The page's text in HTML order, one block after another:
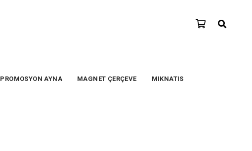
PROMOSYON AYNA MAGNET ÇERÇEVE MIKNATIS